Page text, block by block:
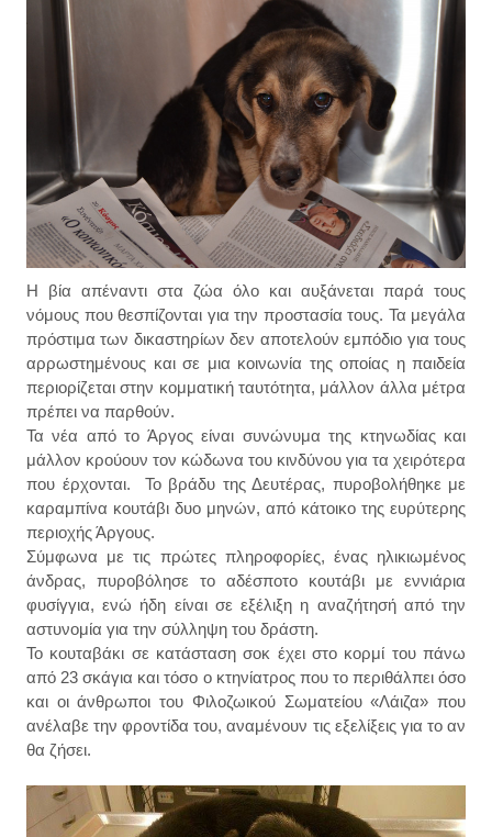
Η βία απέναντι στα ζώα όλο και αυξάνεται παρά τους
νόμους που θεσπίζονται για την προστασία τους. Τα μεγάλα
πρόστιμα των δικαστηρίων δεν αποτελούν εμπόδιο για τους
αρρωστημένους και σε μια κοινωνία της οποίας η παιδεία
περιορίζεται στην κομματική ταυτότητα, μάλλον άλλα μέτρα
πρέπει να παρθούν.
Τα νέα από το Άργος είναι συνώνυμα της κτηνωδίας και
μάλλον κρούουν τον κώδωνα του κινδύνου για τα χειρότερα
που έρχονται. Το βράδυ της Δευτέρας, πυροβολήθηκε με
καραμπίνα κουτάβι δυο μηνών, από κάτοικο της ευρύτερης
περιοχής Άργους.
Σύμφωνα με τις πρώτες πληροφορίες, ένας ηλικιωμένος
άνδρας, πυροβόλησε το αδέσποτο κουτάβι με εννιάρια
φυσίγγια, ενώ ήδη είναι σε εξέλιξη η αναζήτησή από την
αστυνομία για την σύλληψη του δράστη.
Το κουταβάκι σε κατάσταση σοκ έχει στο κορμί του πάνω
από 23 σκάγια και τόσο ο κτηνίατρος που το περιθάλπει όσο
και οι άνθρωποι του Φιλοζωικού Σωματείου «Λάιζα» που
ανέλαβε την φροντίδα του, αναμένουν τις εξελίξεις για το αν
θα ζήσει.